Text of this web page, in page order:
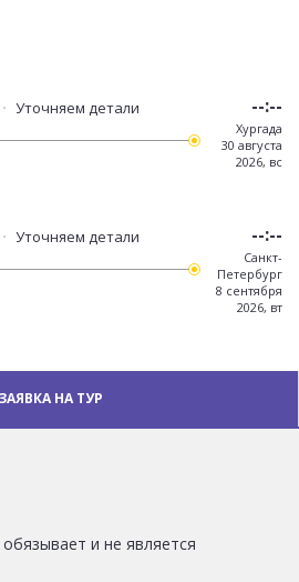
Уточняем детали --:--
Хургада
30 августа
2026, вс
Уточняем детали --:--
Санкт-
Петербург
8 сентября
2026, вт
ЗАЯВКА НА ТУР
и не является